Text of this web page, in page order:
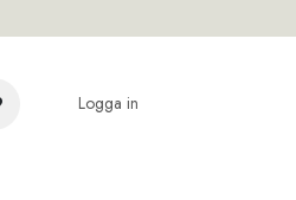
Logga in